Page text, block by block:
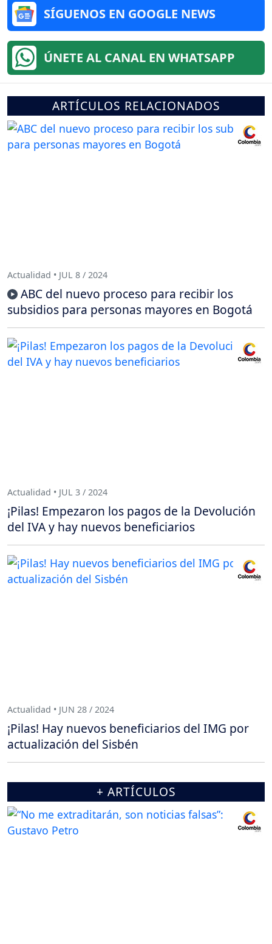
SÍGUENOS EN GOOGLE NEWS
ÚNETE AL CANAL EN WHATSAPP
ARTÍCULOS RELACIONADOS
Actualidad • JUL 8 / 2024
ABC del nuevo proceso para recibir los
subsidios para personas mayores en Bogotá
Actualidad • JUL 3 / 2024
¡Pilas! Empezaron los pagos de la Devolución
del IVA y hay nuevos beneficiarios
Actualidad • JUN 28 / 2024
¡Pilas! Hay nuevos beneficiarios del IMG por
actualización del Sisbén
+ ARTÍCULOS